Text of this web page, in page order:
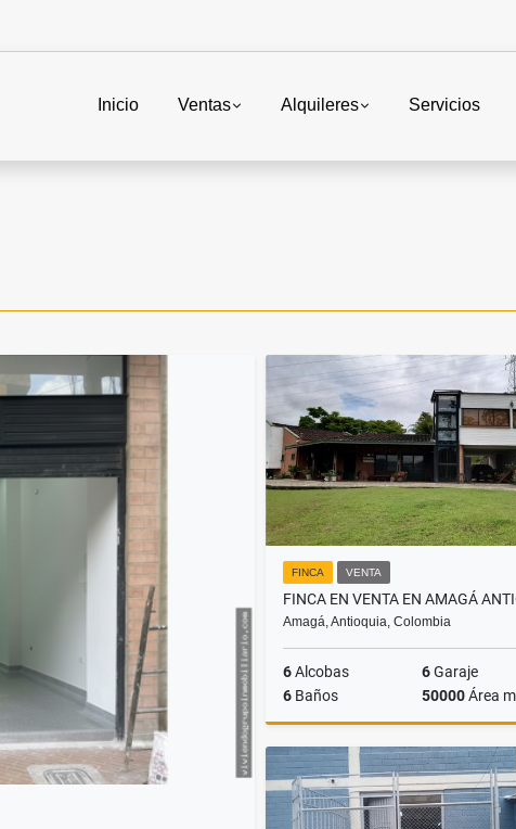
Inicio Ventas Alquileres Servicios
FINCA VENTA
Amagá, Antioquia, Colombia
6Alcobas 6Garaje
6 Baños 50000Área m
$3.000.000.000